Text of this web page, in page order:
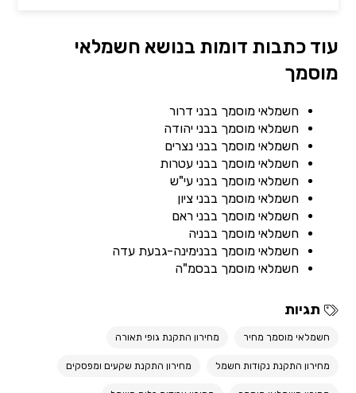
עוד כתבות דומות בנושא חשמלאי
מוסמך
חשמלאי מוסמך בבני דרור
חשמלאי מוסמך בבני יהודה
חשמלאי מוסמך בבני נצרים
חשמלאי מוסמך בבני עטרות
חשמלאי מוסמך בבני עי"ש
חשמלאי מוסמך בבני ציון
חשמלאי מוסמך בבני ראם
חשמלאי מוסמך בבניה
חשמלאי מוסמך בבנימינה-גבעת עדה
חשמלאי מוסמך בבסמ"ה
תגיות
חשמלאי מוסמך מחיר מחירון התקנת גופי תאורה
מחירון התקנת נקודות חשמל מחירון התקנת שקעים ומפסקים